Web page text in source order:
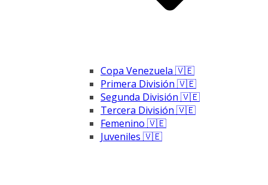
Copa Venezuela 🇻🇪
Primera División 🇻🇪
Segunda División 🇻🇪
Tercera División 🇻🇪
Femenino 🇻🇪
Juveniles 🇻🇪